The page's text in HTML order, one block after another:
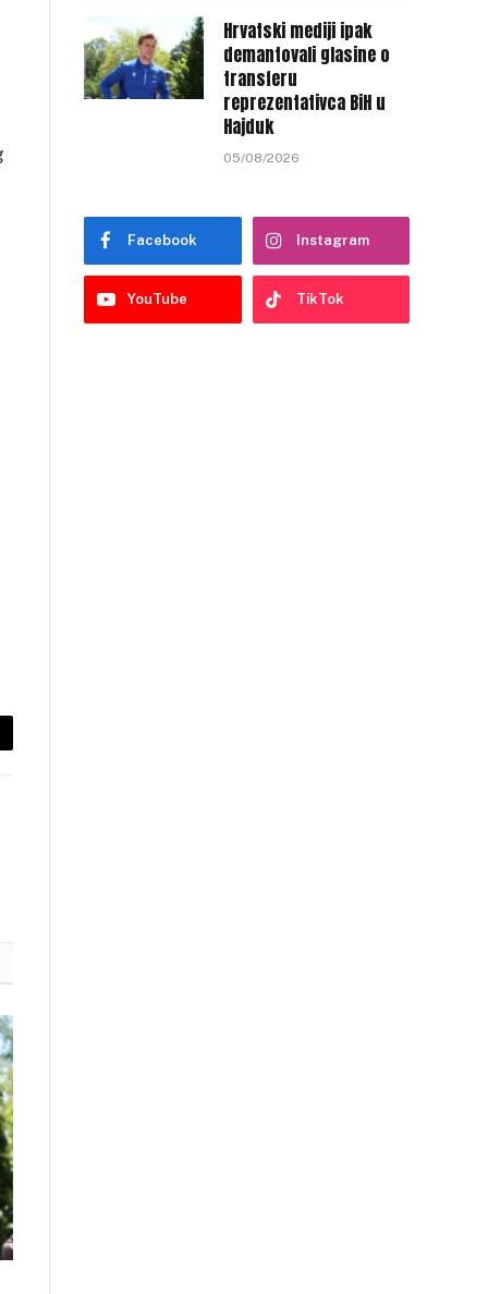
Hrvatski mediji ipak
demantovali glasine o
transferu
reprezentativca BiH u
Hajduk
05/08/2026
Facebook Instagram
YouTube TikTok